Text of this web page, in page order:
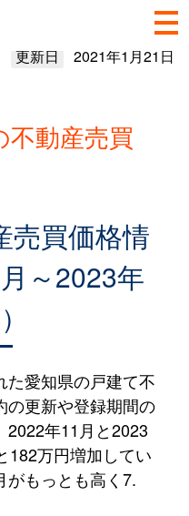
更新日 2021年1月21日
不動産売買
売買価格情
～2023年
た愛知県の戸建て不
の更新や登録期間の
2022年11月と2023
182万円増加してい
がもっとも高く7.